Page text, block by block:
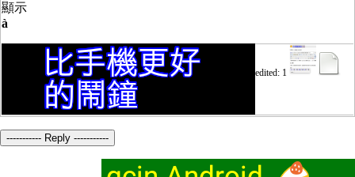
顯示
à
edited: 1
----------- Reply -----------